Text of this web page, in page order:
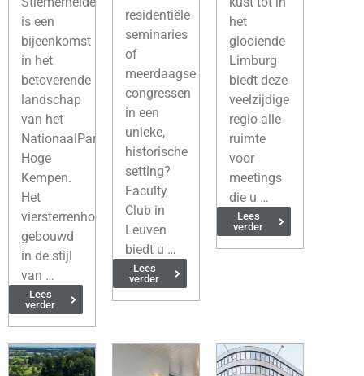
is een
bijeenkomst
in het
betoverende
landschap
van het
NationaalPark
Hoge
Kempen.
Het
viersterrenhotel,
gebouwd
in de stijl
van …
Lees
verder
residentiële
seminaries
of
meerdaagse
congressen
in een
unieke,
historische
setting?
Faculty
Club in
Leuven
biedt u …
Lees
verder
het
glooiende
Limburg
biedt deze
veelzijdige
regio alle
ruimte
voor
meetings
die u …
Lees
verder